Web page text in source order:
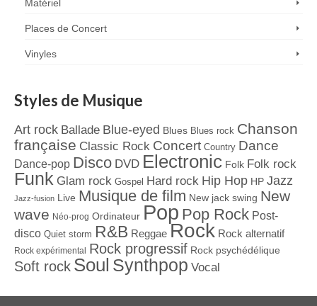
Matériel
Places de Concert
Vinyles
Styles de Musique
Art rock Ballade Blue-eyed Blues Blues rock Chanson
française Classic Rock Concert Country Dance
Dance-pop Disco DVD Electronic Folk Folk rock
Funk Glam rock Gospel Hard rock Hip Hop HP Jazz
Jazz-fusion Live Musique de film New jack swing New
wave Néo-prog Ordinateur Pop Pop Rock Post-
disco Quiet storm R&B Reggae Rock Rock alternatif
Rock expérimental Rock progressif Rock psychédélique
Soft rock Soul Synthpop Vocal